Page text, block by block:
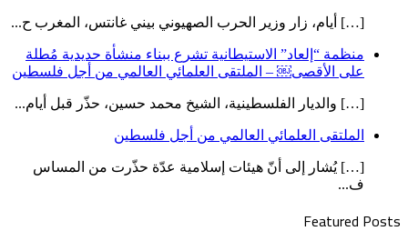
[…] أيام، زار وزير الحرب الصهيوني بيني غانتس، المغرب ح...
منظمة “إلعاد” الاستيطانية تشرع ببناء منشأة حديدية مُطلة
على الأقصى￼ – الملتقى العلمائي العالمي من أجل فلسطين
[…] والديار الفلسطينية، الشيخ محمد حسين، حذّر قبل أيام...
الملتقى العلمائي العالمي من أجل فلسطين
[…] يُشار إلى أنّ هيئات إسلامية عدّة حذّرت من المساس
ف...
Featured Posts